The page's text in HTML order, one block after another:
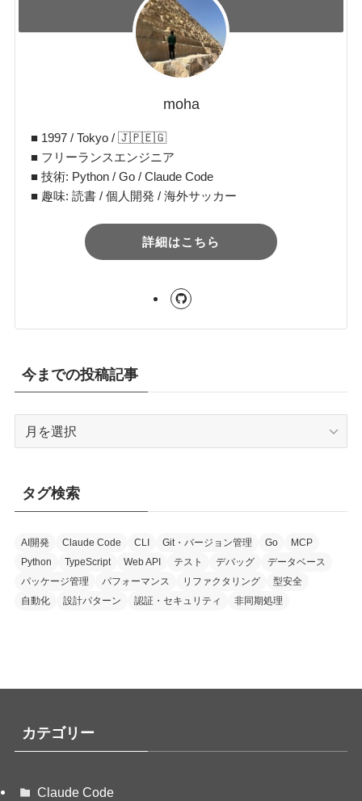
moha
■ 1997 / Tokyo / 🇯🇵🇪🇬
■ フリーランスエンジニア
■ 技術: Python / Go / Claude Code
■ 趣味: 読書 / 個人開発 / 海外サッカー
詳細はこちら
今までの投稿記事
投
記
事
タグ検索
AI開発 Claude Code CLI Git・バージョン管理 Go
MCP
Python
TypeScript Web API テスト デバッグ
データベース
パッケージ管理
パフォーマンス リファクタリング
型安全
自動化
設計パターン 認証・セキュリティ 非同期処理
カテゴリー
Claude Code